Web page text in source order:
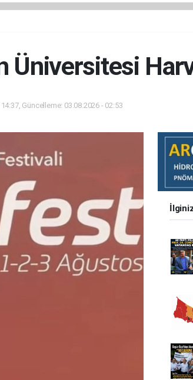
Üniversitesi
Güncelleme: 03.08.2026 - 02:53